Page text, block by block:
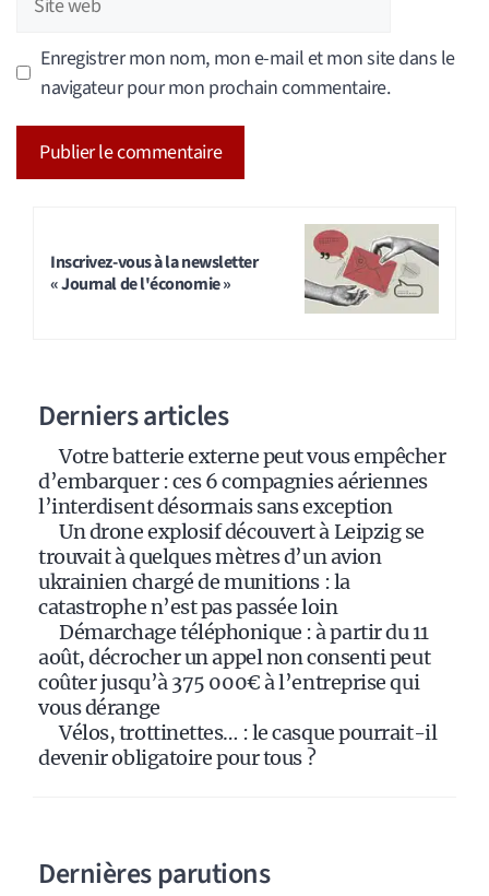
web
Enregistrer mon nom, mon e-mail et mon site dans le
navigateur pour mon prochain commentaire.
Inscrivez-vous à la newsletter
« Journal de l'économie »
Derniers articles
Votre batterie externe peut vous empêcher
d’embarquer : ces 6 compagnies aériennes
l’interdisent désormais sans exception
Un drone explosif découvert à Leipzig se
trouvait à quelques mètres d’un avion
ukrainien chargé de munitions : la
catastrophe n’est pas passée loin
Démarchage téléphonique : à partir du 11
août, décrocher un appel non consenti peut
coûter jusqu’à 375 000€ à l’entreprise qui
vous dérange
Vélos, trottinettes… : le casque pourrait-il
devenir obligatoire pour tous ?
Dernières parutions